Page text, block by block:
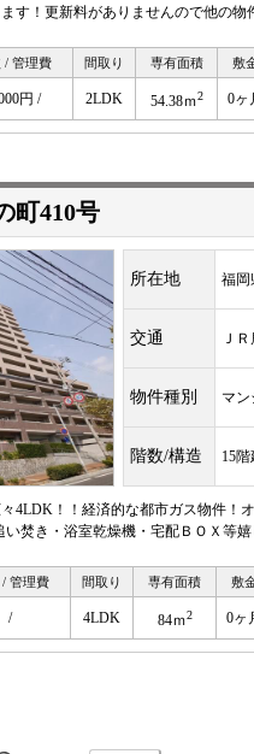
す！更新料がありませんので他の物
/ 管理費 間取り 専有面積 敷
円 / 2LDK 54.38ｍ2 0ヶ
町410号
所在地 福岡
交通 Ｊ
物件種別 マン
階数/構造 15
々4LDK！！経済的な都市ガス物件
焚き・浴室乾燥機・宅配ＢＯＸ等
管理費 間取り 専有面積 敷
/ 4LDK 84ｍ2 0ヶ